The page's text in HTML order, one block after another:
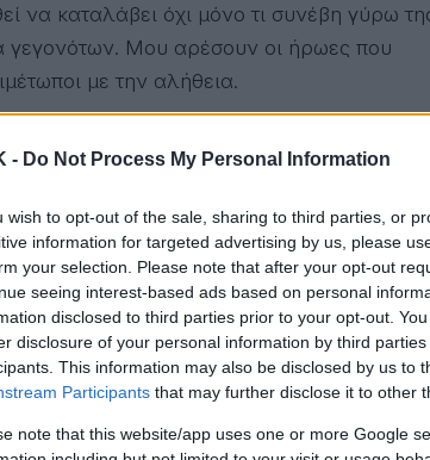
- Do Not Process My Personal Information
wish to opt-out of the sale, sharing to third parties, or
information for targeted advertising by us, please
your selection. Please note that after your opt-out
seeing interest-based ads based on personal
disclosed to third parties prior to your opt-out.
disclosure of your personal information by third parties
This information may also be disclosed by us to
Participants that may further disclose it to other
note that this website/app uses one or more Google
να καταλάβει όχι μόνο τι συνέβη γύρω
γεγονότων. Μου αρέσουν οι ήρωες που
με την αλήθεια.